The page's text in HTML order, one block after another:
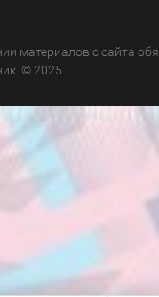
материалов с сайта
© 2025